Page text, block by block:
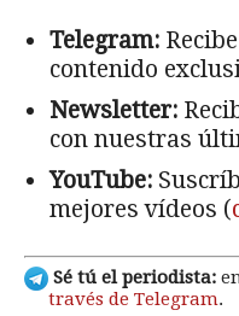
Telegram:
contenido
Newsletter:
con nuestras
YouTube:
mejores vídeos (
Sé tú el periodista:
través de Telegram.